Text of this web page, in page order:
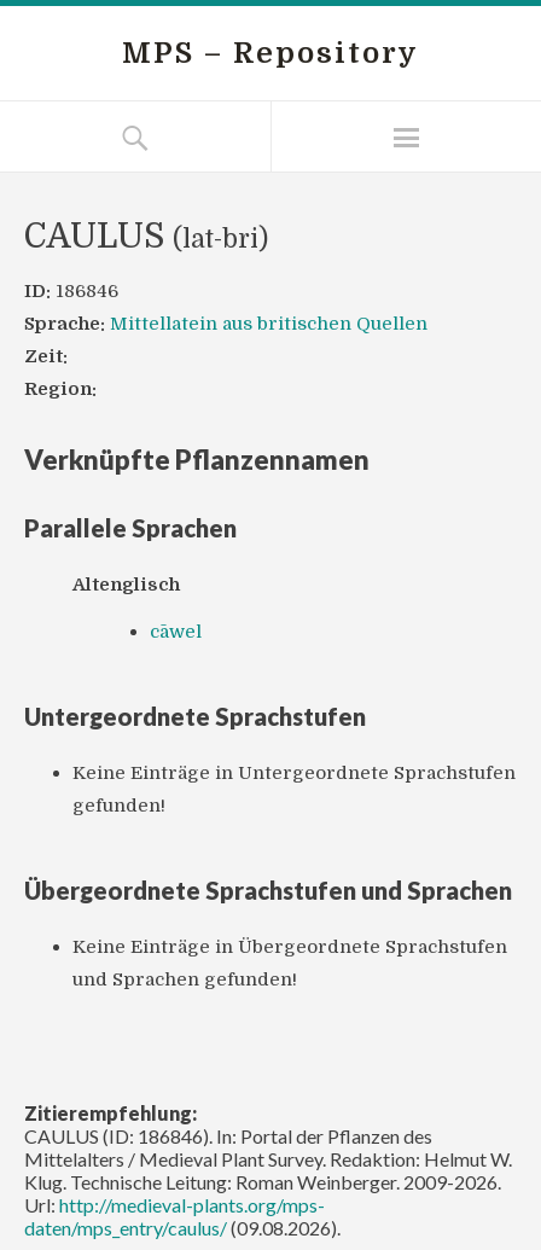
MPS – Repository
CAULUS (lat-bri)
ID: 186846
Sprache: Mittellatein aus britischen Quellen
Zeit:
Region:
Verknüpfte Pflanzennamen
Parallele Sprachen
Altenglisch
cāwel
Untergeordnete Sprachstufen
Keine Einträge in Untergeordnete Sprachstufen
gefunden!
Übergeordnete Sprachstufen und Sprachen
Keine Einträge in Übergeordnete Sprachstufen
und Sprachen gefunden!
Zitierempfehlung:
CAULUS (ID: 186846). In: Portal der Pflanzen des
Mittelalters / Medieval Plant Survey. Redaktion: Helmut W.
Klug. Technische Leitung: Roman Weinberger. 2009-2026.
Url: http://medieval-plants.org/mps-
daten/mps_entry/caulus/(09.08.2026).